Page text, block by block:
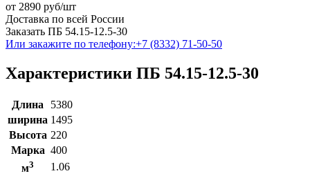
от 2890 руб/шт
Доставка по всей России
Заказать ПБ 54.15-12.5-30
Или закажите по телефону:+7 (8332) 71-50-50
Характеристики ПБ 54.15-12.5-30
Длина
5380
ширина 1495
Высота 220
Марка 400
м3
1.06